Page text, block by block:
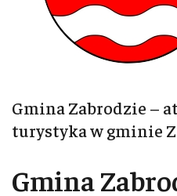
Gmina Zabrodzie –
turystyka w gminie
Gmina